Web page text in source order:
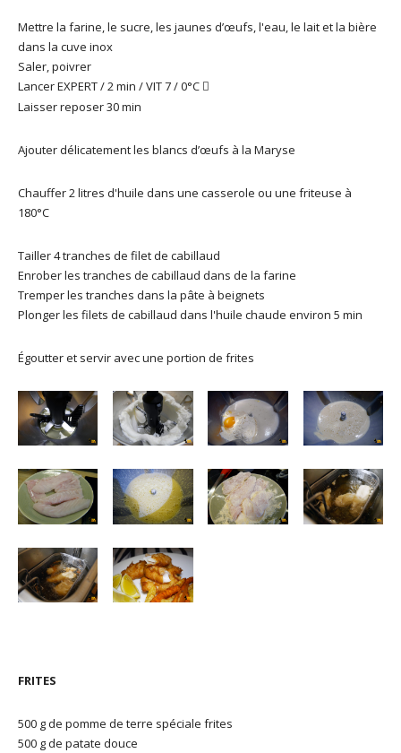
Mettre la farine, le sucre, les jaunes d’œufs, l'eau, le lait et la bière
dans la cuve inox
Saler, poivrer
Lancer EXPERT / 2 min / VIT 7 / 0°C 
Laisser reposer 30 min
Ajouter délicatement les blancs d’œufs à la Maryse
Chauffer 2 litres d'huile dans une casserole ou une friteuse à
180°C
Tailler 4 tranches de filet de cabillaud
Enrober les tranches de cabillaud dans de la farine
Tremper les tranches dans la pâte à beignets
Plonger les filets de cabillaud dans l'huile chaude environ 5 min
Égoutter et servir avec une portion de frites
FRITES
500 g de pomme de terre spéciale frites
500 g de patate douce